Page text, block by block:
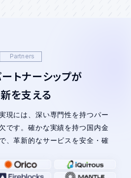
Partners
トナーシップが
を支える
現には、深い専門性を持つパー
です。確かな実績を持つ国内金
、革新的なサービスを安全・確